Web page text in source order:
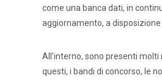
come una banca dati, in
aggiornamento, a disposizione
All’interno, sono presenti
questi, i bandi di concorso, le